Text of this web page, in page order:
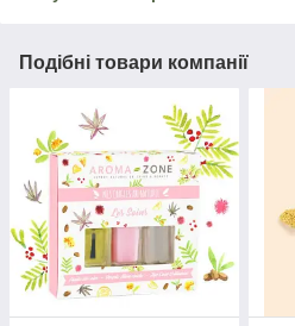
Подібні товари компанії